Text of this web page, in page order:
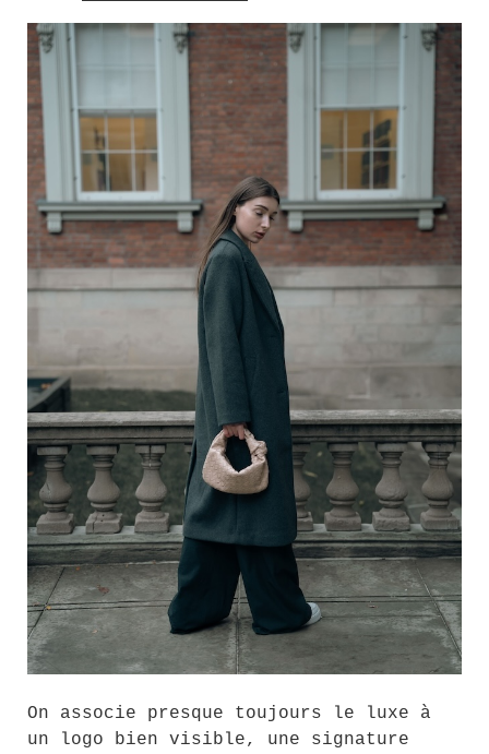
On associe presque toujours le luxe à
un logo bien visible, une signature